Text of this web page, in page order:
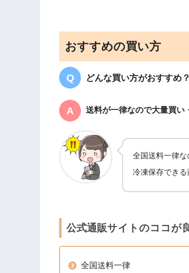
おすすめの買い方
どんな買い方がおすすめ？
送料が一律なので大量買い
全国送料一律な
冷凍保存できる
公式通販サイトのココが
全国送料一律